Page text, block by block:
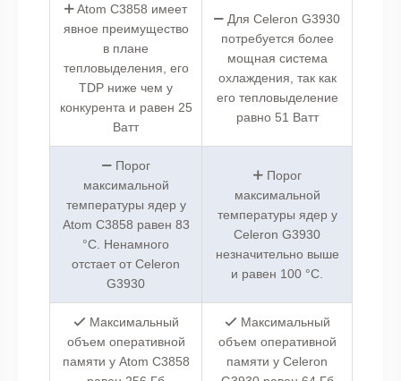
Atom C3858 имеет
явное преимущество
в плане
тепловыделения, его
TDP ниже чем у
конкурента и равен 25
Ватт
Для Celeron G3930
потребуется более
мощная система
охлаждения, так как
его тепловыделение
равно 51 Ватт
Порог
максимальной
температуры ядер у
Atom C3858 равен 83
°C. Ненамного
отстает от Celeron
G3930
Порог
максимальной
температуры ядер у
Celeron G3930
незначительно выше
и равен 100 °C.
Максимальный
объем оперативной
памяти у Atom C3858
Максимальный
объем оперативной
памяти у Celeron